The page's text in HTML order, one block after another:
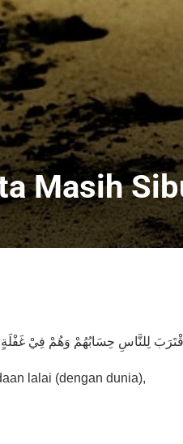
Masih
lalai (dengan dunia),